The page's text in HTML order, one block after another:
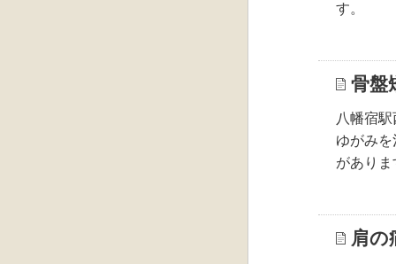
す。
骨盤
八幡宿
ゆがみ
がありま
肩の